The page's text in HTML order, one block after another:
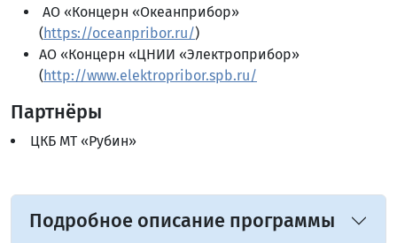
АО «Концерн «Океанприбор»
(https://oceanpribor.ru/)
АО «Концерн «ЦНИИ «Электроприбор»
(http://www.elektropribor.spb.ru/
Партнёры
ЦКБ МТ «Рубин»
Подробное описание программы